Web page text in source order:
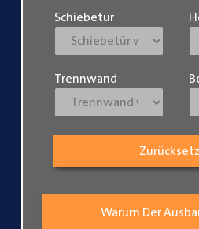
Warum Der
Schiebetür
Trennwand